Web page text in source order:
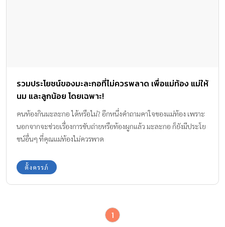
รวมประโยชน์ของมะละกอที่ไม่ควรพลาด เพื่อแม่ท้อง แม่ให้
นม และลูกน้อย โดยเฉพาะ!
คนท้องกินมะละกอ ได้หรือไม่? อีกหนึ่งคำถามคาใจของแม่ท้อง เพราะ
นอกจากจะช่วยเรื่องการขับถ่ายหรือท้องผูกแล้ว มะละกอ ก็ยังมีประโย
ชน์อื่นๆ ที่คุณแม่ท้องไม่ควรพาด
ตั้งครรภ์
1